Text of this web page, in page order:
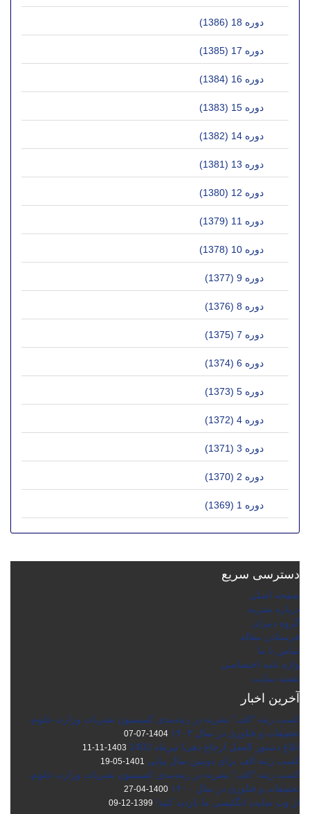
دوره 18 (1386)
دوره 17 (1385)
دوره 16 (1384)
دوره 15 (1383)
دوره 14 (1382)
دوره 13 (1381)
دوره 12 (1380)
دوره 11 (1379)
دوره 10 (1378)
دوره 9 (1377)
دوره 8 (1376)
دوره 7 (1375)
دوره 6 (1374)
دوره 5 (1373)
دوره 4 (1372)
دوره 3 (1371)
دوره 2 (1370)
دوره 1 (1369)
دسترسی سریع
صفحه اصلی
درباره نشریه
گروه دبیران
فرستادن مقاله
تماس با ما
واژه نامه اختصاصی
نقشه سایت
آخرین اخبار
کسب رتبه "الف" نشریه در رتبه‌بندی کمیسیون نشریات وزارت علوم،
تحقیقات و فناوری در سال ۱۴۰۳
1404-07-07
ابلاغ دستور العمل ارجاع دهی/ تیرماه 1402 1403-11-11
کسب رتبه الف برای دومین سال پیاپی 1401-05-19
کسب رتبه "الف" نشریه در رتبه‌بندی کمیسیون نشریات وزارت علوم،
تحقیقات و فناوری در سال ۱۴۰۰
1400-04-27
از وب سایت انگلیسی ما بازدید کنید! 1399-12-09